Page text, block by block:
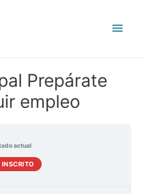
Prepárate
empleo
actual